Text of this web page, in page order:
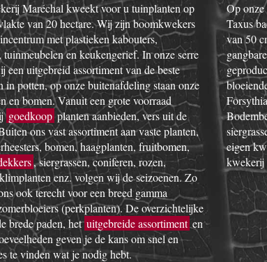
Maréchal kweekt voor u tuinplanten op
van 20 hectare. Wij zijn boomkwekers
met plastieken kabouters,
tuinmeubelen en keukengerief. In onze serre
een uitgebreid assortiment van de beste
in potten, op onze buitenafdeling staan onze
en bomen. Vanuit een grote voorraad
goedkoopplanten aanbieden, vers uit de
ons vast assortiment aan vaste planten,
bomen, haagplanten, fruitbomen,
, siergrassen, coniferen, rozen,
enz. volgen wij de seizoenen. Zo
ook terecht voor een breed gamma
(perkplanten). De overzichtelijke
brede paden, hetuitgebreide assortiment en
geven je de kans om snel en
te vinden wat je nodig hebt.
Op
Taxus
van 50
eigen
kwekerij